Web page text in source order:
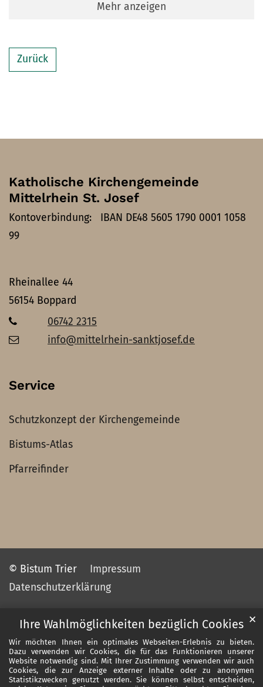
Ihre Wahlmöglichkeiten bezüglich Cookies
Wir möchten Ihnen ein optimales Webseiten-Erlebnis zu bieten.
Dazu verwenden wir Cookies, die für das Funktionieren unserer
Website notwendig sind. Mit Ihrer Zustimmung verwenden wir auch
Cookies, die zur Anzeige externer Inhalte oder zu anonymen
Statistikzwecken genutzt werden. Sie können selbst entscheiden,
✕
Mehr anzeigen
Zurück
Katholische Kirchengemeinde
Mittelrhein St. Josef
Kontoverbindung: IBAN DE48 5605 1790 0001 1058
99
Rheinallee 44
56154 Boppard
06742 2315
info@mittelrhein-sanktjosef.de
Service
Schutzkonzept der Kirchengemeinde
Bistums-Atlas
Pfarreifinder
© Bistum Trier
Impressum
Datenschutzerklärung